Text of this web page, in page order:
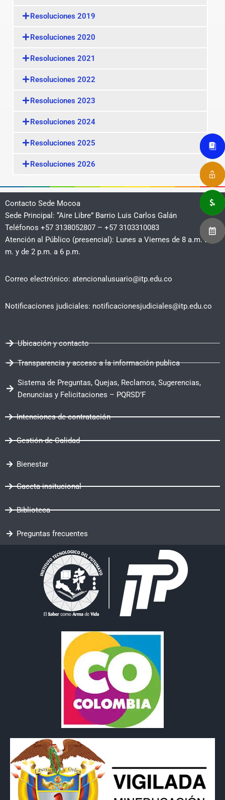
Resoluciones 2019
Resoluciones 2020
Resoluciones 2021
Resoluciones 2022
Resoluciones 2023
Resoluciones 2024
Resoluciones 2025
Resoluciones 2026
Contacto Sede Mocoa
Sede Principal: “Aire Libre” Barrio Luis Carlos Galán
Teléfonos +57 3138052807 – +57 3103310083
Atención al Público (presencial): Lunes a Viernes de 8 a.m. a 12
m. y de 2 p.m. a 6 p.m.
Correo electrónico: atencionalusuario@itp.edu.co
Notificaciones judiciales: notificacionesjudiciales@itp.edu.co
Ubicación y contacto
Transparencia y acceso a la información publica
Sistema de Preguntas, Quejas, Reclamos, Sugerencias,
Denuncias y Felicitaciones – PQRSD’F
Intenciones de contratación
Gestión de Calidad
Bienestar
Gaceta insitucional
Biblioteca
Preguntas frecuentes